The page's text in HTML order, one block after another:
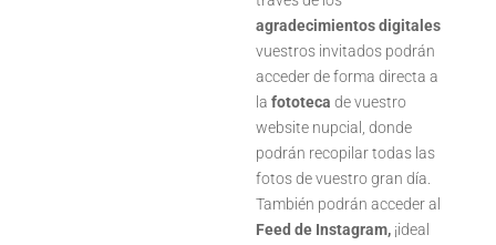
agradecimientos digitales
vuestros invitados podrán
acceder de forma directa a
lafototeca de vuestro
website nupcial, donde
podrán recopilar todas las
fotos de vuestro gran día.
También podrán acceder al
Feed de Instagram, ¡ideal